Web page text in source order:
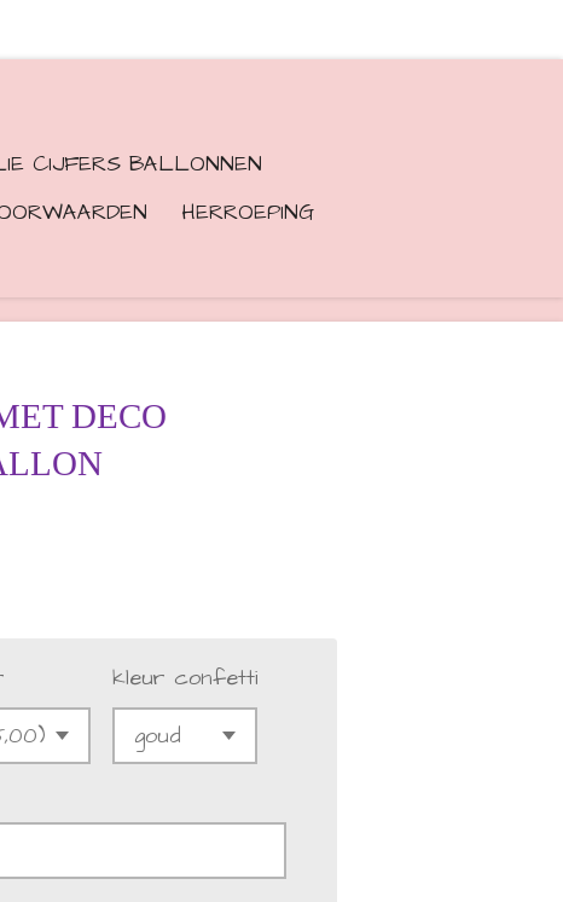
CIJFERS BALLONNEN
HERROEPING
DECO
kleur confetti